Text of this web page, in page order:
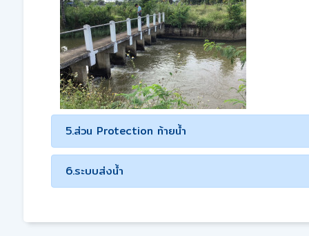
5.ส่วน Protection ท้ายน้ำ
6.ระบบส่งน้ำ